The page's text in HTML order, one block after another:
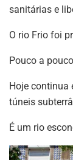
sanitárias e
O rio Frio foi
Pouco a
Hoje continua
túneis
É um rio